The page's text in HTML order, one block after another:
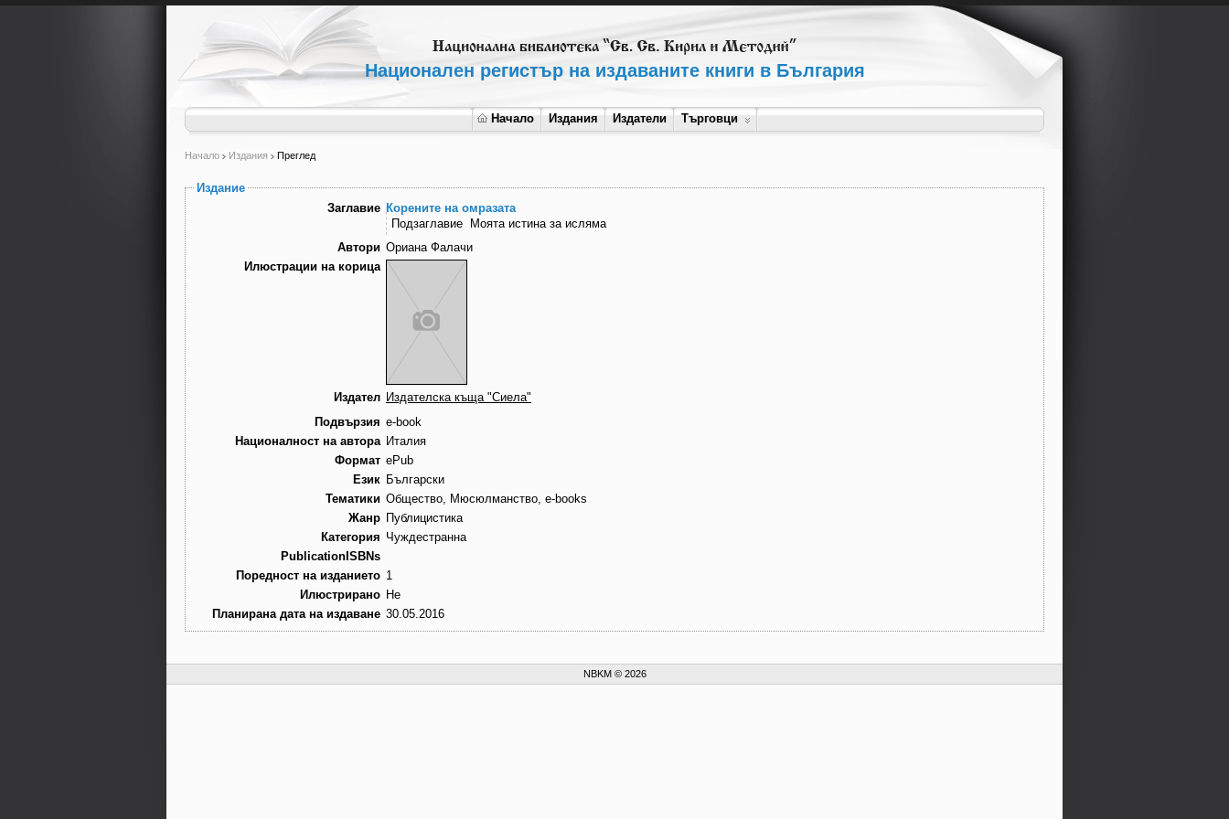
Национален регистър на издаваните книги в България
Начало Издания Издатели Търговци
Начало Издания Преглед
Издание
Заглавие Корените на омразата
Подзаглавие
Моята истина за исляма
Автори Ориана Фалачи
Илюстрации на корица
Издател Издателска къща "Сиела"
Подвързия e-book
Националност на автора Италия
Формат ePub
Език Български
Тематики Общество, Мюсюлманство, e-books
Жанр Публицистика
Категория Чуждестранна
PublicationISBNs
Поредност на изданието 1
Илюстрирано Не
Планирана дата на издаване 30.05.2016
NBKM © 2026